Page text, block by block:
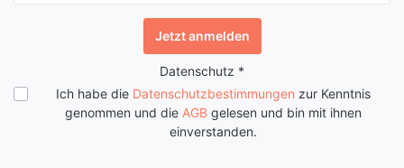
Jetzt anmelden
Datenschutz *
Ich habe die Datenschutzbestimmungen zur Kenntnis
genommen und die AGBgelesen und bin mit ihnen
einverstanden.